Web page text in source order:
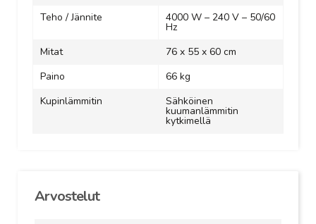
Teho / Jännite
4000 W – 240 V – 50/60
Hz
Mitat
76 x 55 x 60 cm
Paino
66 kg
Kupinlämmitin
Sähköinen
kuumanlämmitin
kytkimellä
Arvostelut